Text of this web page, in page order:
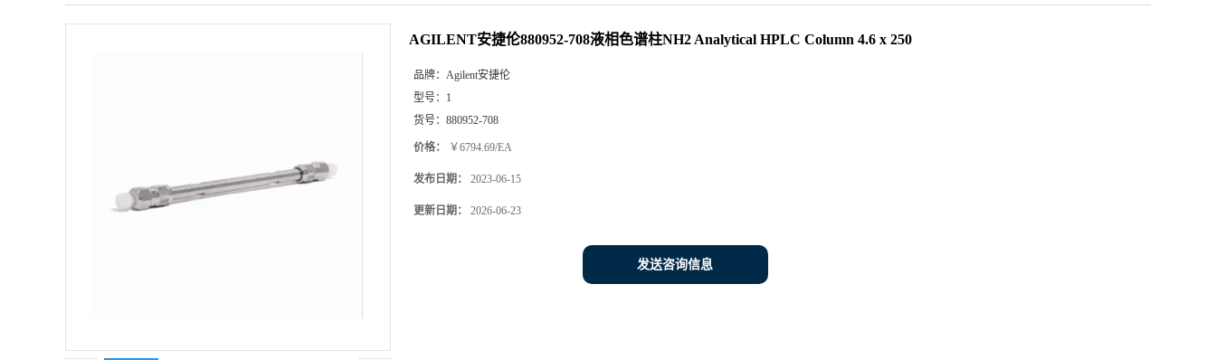
AGILENT安捷伦880952-708液相色谱柱NH2 Analytical HPLC Column 4.6 x 250
品牌： Agilent安捷伦
型号： 1
货号： 880952-708
价格： ￥6794.69/EA
发布日期： 2023-06-15
更新日期： 2026-06-23
发送咨询信息